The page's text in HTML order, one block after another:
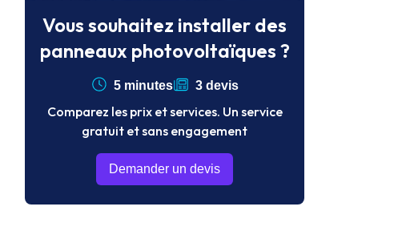
Vous souhaitez installer des
panneaux photovoltaïques ?
5 minutes 3 devis
Comparez les prix et services. Un service
gratuit et sans engagement
Demander un devis